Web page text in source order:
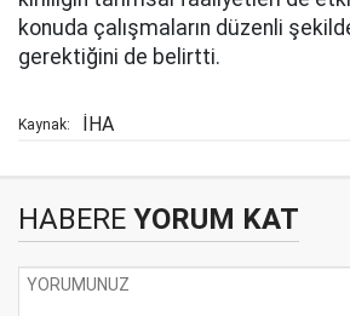
konuda çalışmaların düzenli
gerektiğini de belirtti.
Kaynak: İHA
HABERE YORUM KAT